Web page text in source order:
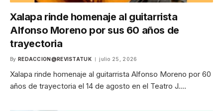
Xalapa rinde homenaje al guitarrista
Alfonso Moreno por sus 60 años de
trayectoria
By REDACCION@REVISTATUK julio 25, 2026
Xalapa rinde homenaje al guitarrista Alfonso Moreno por 60
años de trayectoria el 14 de agosto en el Teatro J.…